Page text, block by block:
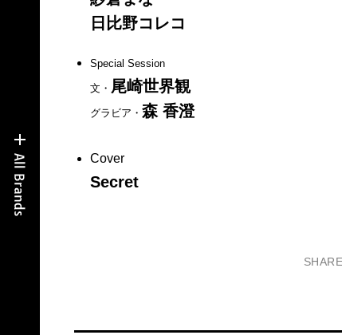
日比野コレコ
Special Session
文・ 尾崎世界観
グラビア・ 森 香澄
Cover
Secret
SHARE